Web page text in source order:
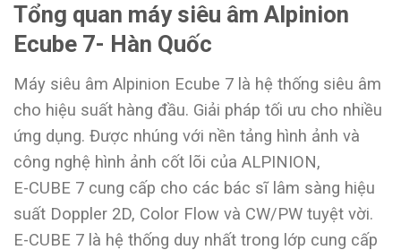
Tổng quan máy siêu âm Alpinion
Ecube 7- Hàn Quốc
Máy siêu âm Alpinion Ecube 7 là hệ thống siêu âm
cho hiệu suất hàng đầu. Giải pháp tối ưu cho nhiều
ứng dụng. Được nhúng với nền tảng hình ảnh và
công nghệ hình ảnh cốt lõi của ALPINION,
E-CUBE 7 cung cấp cho các bác sĩ lâm sàng hiệu
suất Doppler 2D, Color Flow và CW/PW tuyệt vời.
E-CUBE 7 là hệ thống duy nhất trong lớp cung cấp